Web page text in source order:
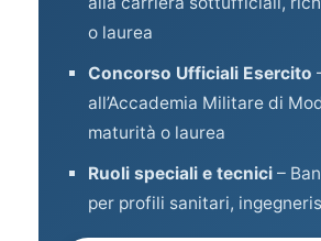
o laurea
Concorso Ufficiali Esercito
all’Accademia Militare di
maturità o laurea
Ruoli speciali e tecnici –
per profili sanitari,